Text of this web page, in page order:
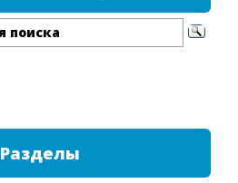
Разделы